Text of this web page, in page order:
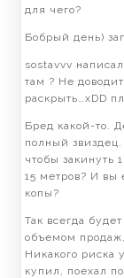
для чего?
Бобрый день)
sostavvv
там ? Не
раскрыть…xDD
Бред какой-то.
полный
чтобы закинуть
15 метров? И вы
копы?
Так всегда
объемом продаж,
Никакого риска
купил, поехал